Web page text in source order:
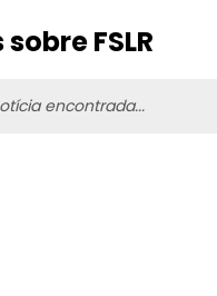
FSLR
encontrada...